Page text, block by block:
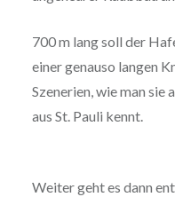
700 m lang soll der
einer genauso langen
Szenerien, wie man sie
aus St. Pauli kennt.
Weiter geht es dann